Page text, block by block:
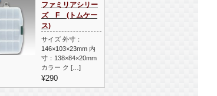
ファミリアシリー
ズ F (トムケー
ス)
サイズ 外寸：
146×103×23mm 内
寸：138×84×20mm
カラー ク […]
¥290